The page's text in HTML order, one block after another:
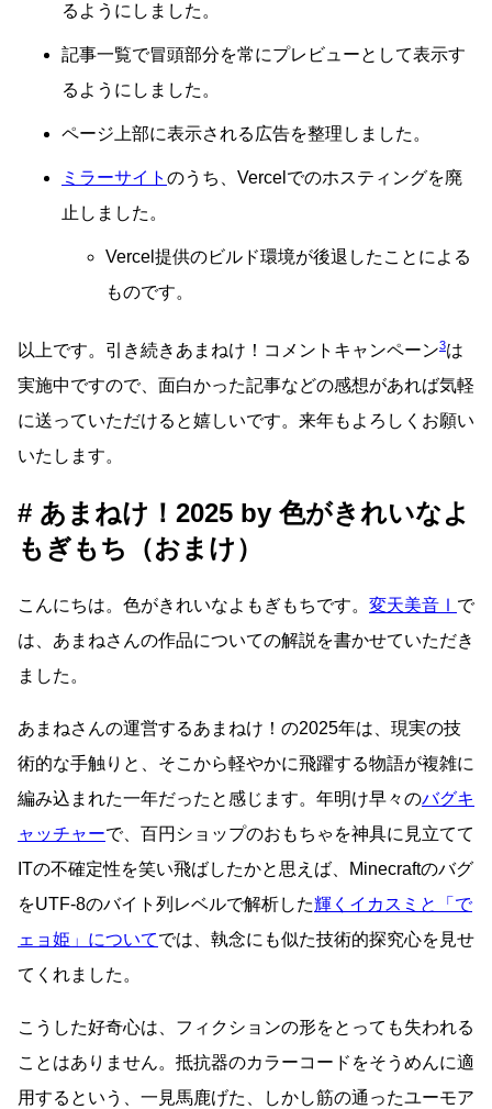
るようにしました。
記事一覧で冒頭部分を常にプレビューとして表示す
るようにしました。
ページ上部に表示される広告を整理しました。
ミラーサイト のうち、Vercelでのホスティングを廃
止しました。
Vercel提供のビルド環境が後退したことによる
ものです。
以上です。引き続きあまねけ！コメントキャンペーン3は
実施中ですので、面白かった記事などの感想があれば気軽
に送っていただけると嬉しいです。来年もよろしくお願い
いたします。
あまねけ！2025 by 色がきれいなよ
もぎもち（おまけ）
こんにちは。色がきれいなよもぎもちです。 変天美音Ⅰ で
は、あまねさんの作品についての解説を書かせていただき
ました。
あまねさんの運営するあまねけ！の2025年は、現実の技
術的な手触りと、そこから軽やかに飛躍する物語が複雑に
編み込まれた一年だったと感じます。年明け早々のバグキ
ャッチャーで、百円ショップのおもちゃを神具に見立てて
ITの不確定性を笑い飛ばしたかと思えば、Minecraftのバグ
をUTF-8のバイト列レベルで解析した輝くイカスミと「で
ェョ姫」についてでは、執念にも似た技術的探究心を見せ
てくれました。
こうした好奇心は、フィクションの形をとっても失われる
ことはありません。抵抗器のカラーコードをそうめんに適
用するという、一見馬鹿げた、しかし筋の通ったユーモア